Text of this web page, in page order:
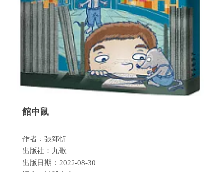
館中鼠
作者：張郅忻
出版社：九歌
出版日期：2022-08-30